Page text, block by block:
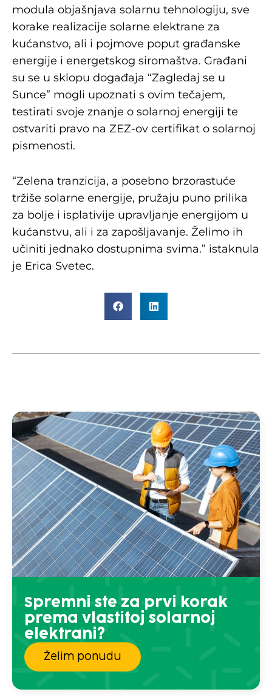
modula objašnjava solarnu tehnologiju, sve
korake realizacije solarne elektrane za
kućanstvo, ali i pojmove poput građanske
energije i energetskog siromaštva. Građani
su se u sklopu događaja “Zagledaj se u
Sunce” mogli upoznati s ovim tečajem,
testirati svoje znanje o solarnoj energiji te
ostvariti pravo na ZEZ-ov certifikat o solarnoj
pismenosti.
“Zelena tranzicija, a posebno brzorastuće
tržiše solarne energije, pružaju puno prilika
za bolje i isplativije upravljanje energijom u
kućanstvu, ali i za zapošljavanje. Želimo ih
učiniti jednako dostupnima svima.” istaknula
je Erica Svetec.
Spremni ste za prvi korak
prema vlastitoj solarnoj
elektrani?
Želim ponudu